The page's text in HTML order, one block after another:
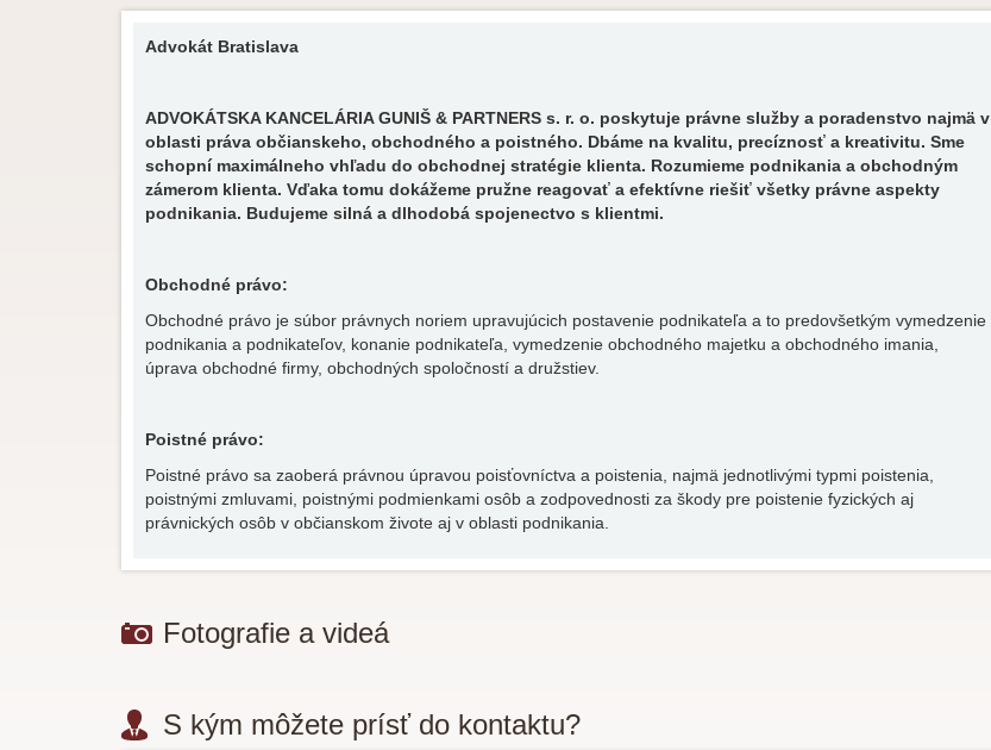
Advokát Bratislava
ADVOKÁTSKA KANCELÁRIA GUNIŠ & PARTNERS s. r. o. poskytuje právne služby a poradenstvo najmä v
oblasti práva občianskeho, obchodného a poistného. Dbáme na kvalitu, precíznosť a kreativitu. Sme
schopní maximálneho vhľadu do obchodnej stratégie klienta. Rozumieme podnikania a obchodným
zámerom klienta. Vďaka tomu dokážeme pružne reagovať a efektívne riešiť všetky právne aspekty
podnikania. Budujeme silná a dlhodobá spojenectvo s klientmi.
Obchodné právo:
Obchodné právo je súbor právnych noriem upravujúcich postavenie podnikateľa a to predovšetkým vymedzenie
podnikania a podnikateľov, konanie podnikateľa, vymedzenie obchodného majetku a obchodného imania,
úprava obchodné firmy, obchodných spoločností a družstiev.
Poistné právo:
Poistné právo sa zaoberá právnou úpravou poisťovníctva a poistenia, najmä jednotlivými typmi poistenia,
poistnými zmluvami, poistnými podmienkami osôb a zodpovednosti za škody pre poistenie fyzických aj
právnických osôb v občianskom živote aj v oblasti podnikania.
Fotografie a videá
S kým môžete prísť do kontaktu?